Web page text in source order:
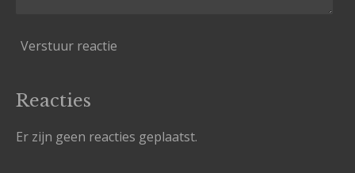
Verstuur reactie
Reacties
Er zijn geen reacties geplaatst.